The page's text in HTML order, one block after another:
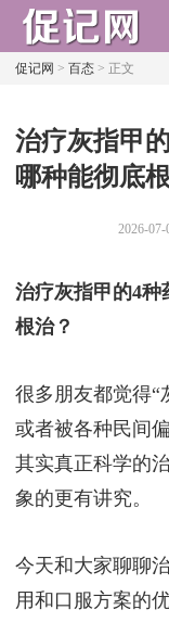
促记网 > 百态> 正文
治疗灰指甲
哪种能彻底
2026-07-
治疗灰指甲的4种
根治？
很多朋友都觉得“
或者被各种民间
其实真正科学的
象的更有讲究。
今天和大家聊聊
用和口服方案的